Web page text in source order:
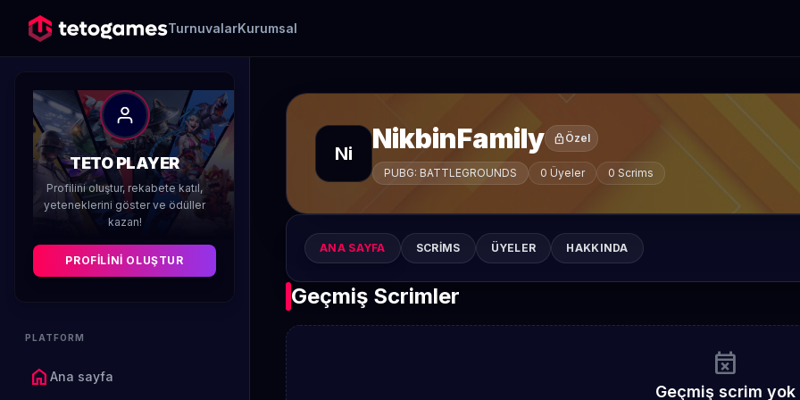
TurnuvalarKurumsal
TETO PLAYER
Profilini oluştur, rekabete katıl,
yeteneklerini göster ve ödüller
kazan!
PROFILINI OLUŞTUR
PLATFORM
home Ana sayfa
Ni NikbinFamily lock Özel
PUBG: BATTLEGROUNDS 0 Üyeler 0 Scrims
ANA SAYFA SCRIMS ÜYELER HAKKINDA
Geçmiş Scrimler
event_busy
Geçmiş scrim yok